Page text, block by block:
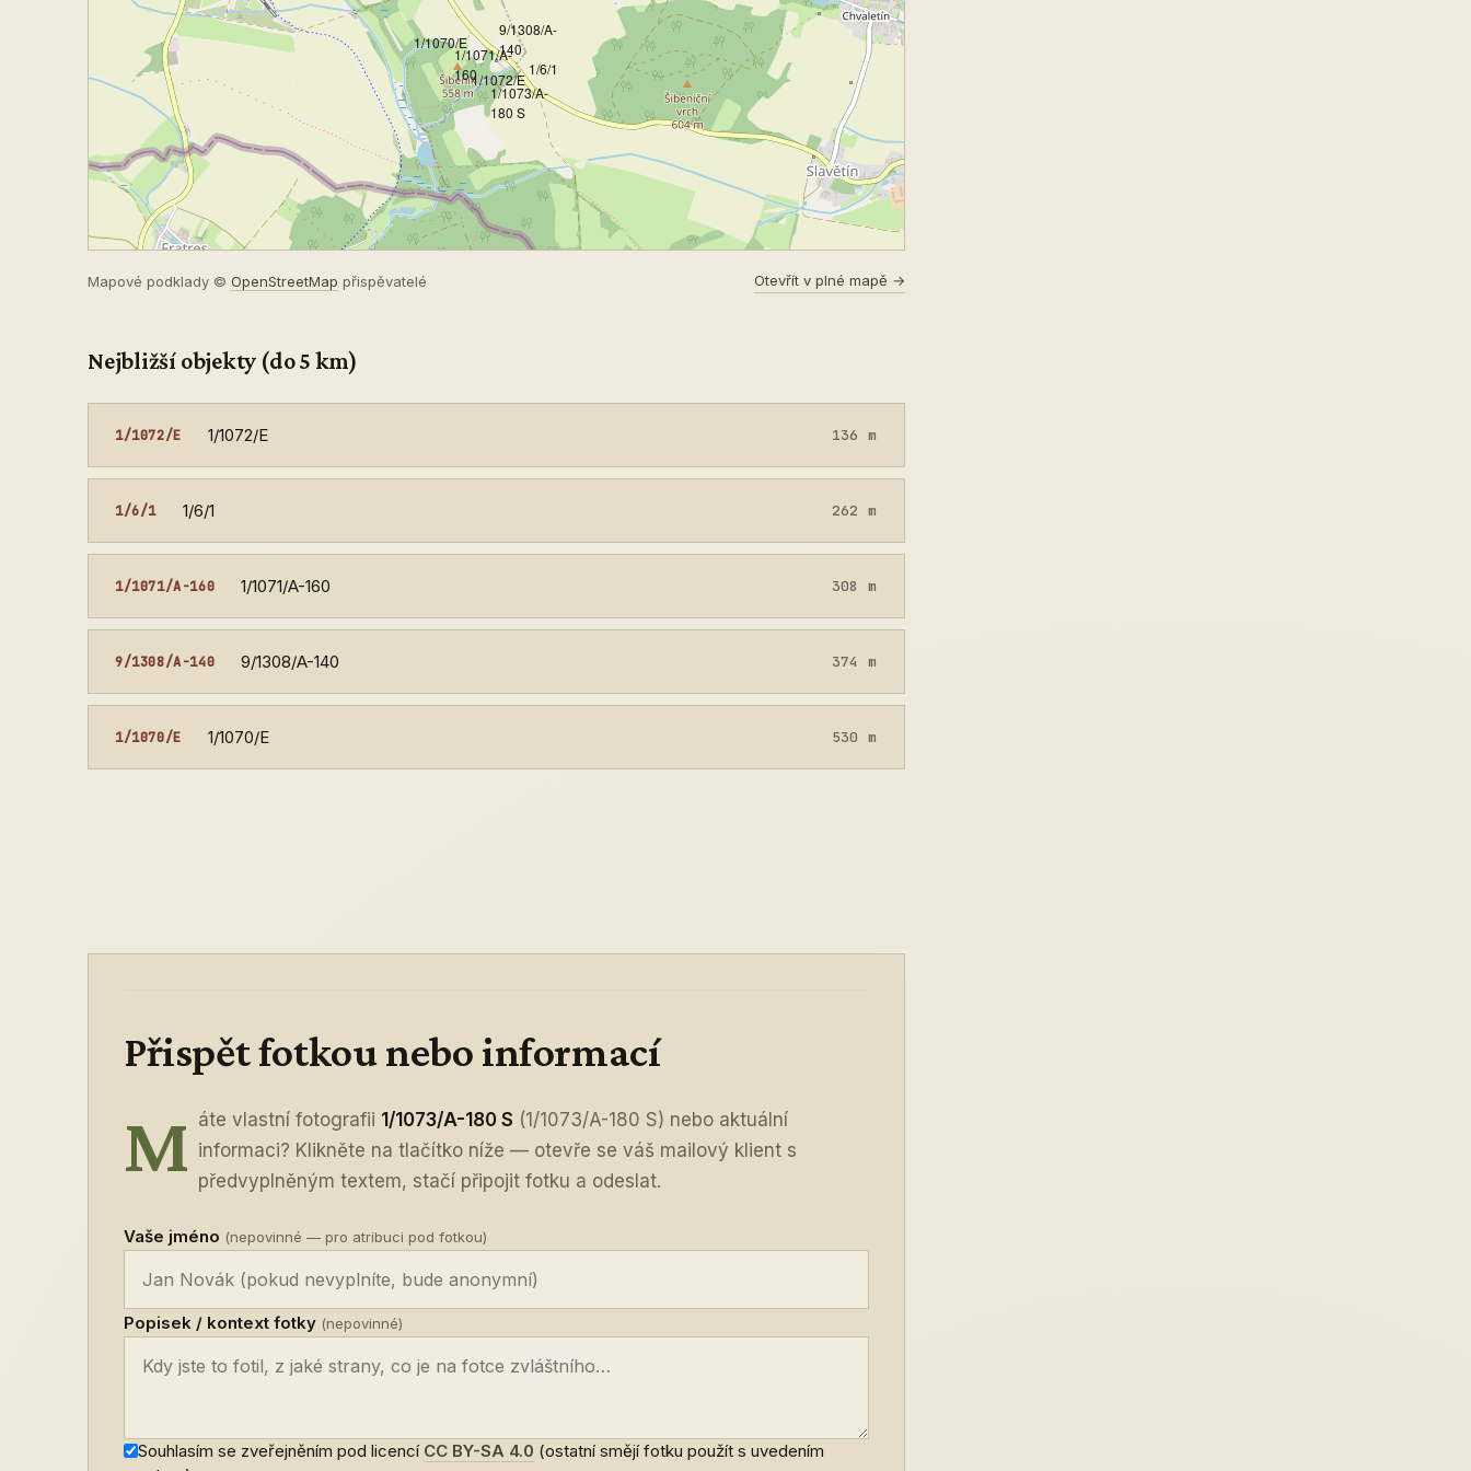
1/1073/A-
180 S
1/1072/E
1/6/1
1/1071/A-
160
9/1308/A-
140
1/1070/E
Mapové podklady © OpenStreetMap přispěvatelé Otevřít v plné mapě →
Nejbližší objekty (do 5 km)
1/1072/E 1/1072/E 136 m
1/6/1 1/6/1 262 m
1/1071/A-160 1/1071/A-160 308 m
9/1308/A-140 9/1308/A-140 374 m
1/1070/E 1/1070/E 530 m
Přispět fotkou nebo informací
M áte vlastní fotografii 1/1073/A-180 S (1/1073/A-180 S) nebo aktuální
informaci? Klikněte na tlačítko níže — otevře se váš mailový klient s
předvyplněným textem, stačí připojit fotku a odeslat.
Vaše jméno (nepovinné — pro atribuci pod fotkou)
Popisek / kontext fotky (nepovinné)
Souhlasím se zveřejněním pod licencí CC BY-SA 4.0 (ostatní smějí fotku použít s uvedením